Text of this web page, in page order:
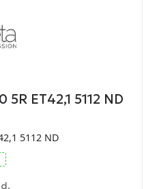
5R ET42,1 5112 ND
5112 ND